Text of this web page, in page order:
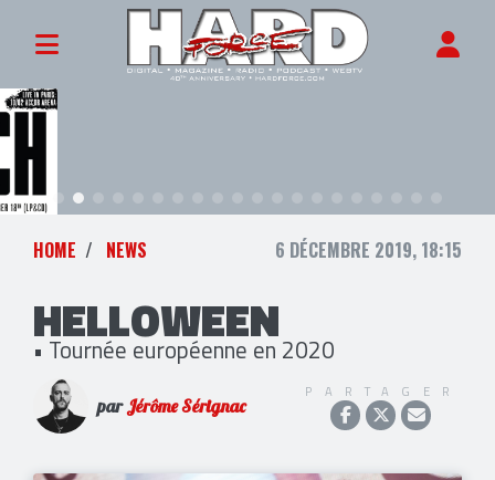
HOME NEWS 6 DÉCEMBRE 2019, 18:15
HELLOWEEN
• Tournée européenne en 2020
parJérôme Sérignac
PARTAGER